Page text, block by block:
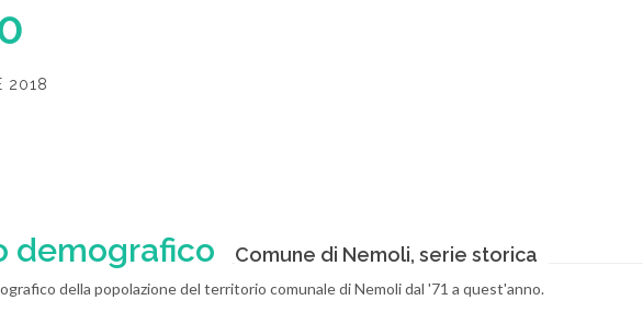
2018
demografico Comune di Nemoli, serie storica
della popolazione del territorio comunale di Nemoli dal '71 a quest'anno.